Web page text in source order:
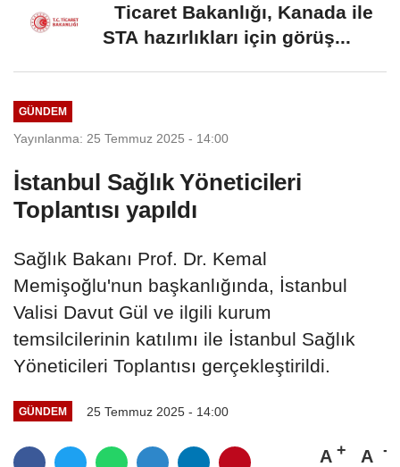
Ticaret Bakanlığı, Kanada ile
STA hazırlıkları için görüş...
GÜNDEM
Yayınlanma: 25 Temmuz 2025 - 14:00
İstanbul Sağlık Yöneticileri
Toplantısı yapıldı
Sağlık Bakanı Prof. Dr. Kemal
Memişoğlu'nun başkanlığında, İstanbul
Valisi Davut Gül ve ilgili kurum
temsilcilerinin katılımı ile İstanbul Sağlık
Yöneticileri Toplantısı gerçekleştirildi.
GÜNDEM 25 Temmuz 2025 - 14:00
A A